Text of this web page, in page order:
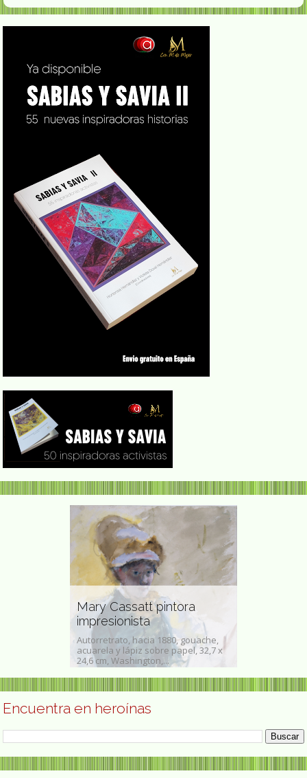
Mary Cassatt pintora
impresionista
Autorretrato, hacia 1880, gouache,
acuarela y lápiz sobre papel, 32,7 x
24,6 cm, Washington,...
Encuentra en heroínas